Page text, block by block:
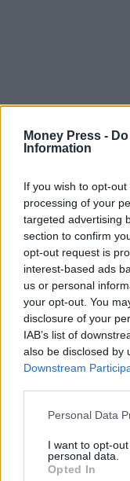
Money Press -
Information
If you wish to opt-
processing of your
targeted advertising
section to confirm
opt-out request is
interest-based ads
us or personal
your opt-out. You
disclosure of your
IAB’s list of
also be disclosed by
Downstream
Personal Data
I want to opt-
personal data.
Opted In